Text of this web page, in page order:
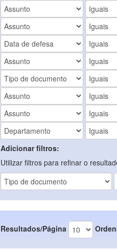
Adicionar filtros:
Utilizar filtros para refinar o
Resultados/Página